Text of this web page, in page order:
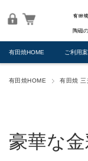
陶磁
有田焼HOME ご利用
有田焼HOME 有田焼 三
豪華な